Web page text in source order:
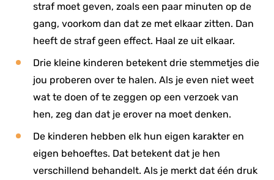
straf moet geven, zoals een paar minuten op de
gang, voorkom dan dat ze met elkaar zitten. Dan
heeft de straf geen effect. Haal ze uit elkaar.
Drie kleine kinderen betekent drie stemmetjes die
jou proberen over te halen. Als je even niet weet
wat te doen of te zeggen op een verzoek van
hen, zeg dan dat je erover na moet denken.
De kinderen hebben elk hun eigen karakter en
eigen behoeftes. Dat betekent dat je hen
verschillend behandelt. Als je merkt dat één druk